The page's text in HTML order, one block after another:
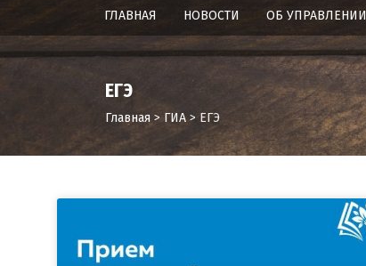
ГЛАВНАЯ НОВОСТИ ОБ УПРАВЛЕНИИ
ЕГЭ
Главная >ГИА > ЕГЭ